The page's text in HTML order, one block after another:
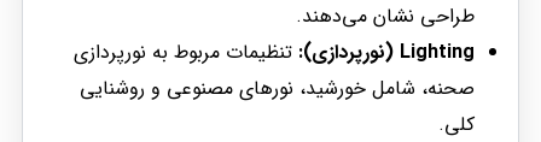
طراحی نشان می‌دهند.
Lighting (نورپردازی):
تنظیمات مربوط به نورپردازی
صحنه، شامل خورشید، نورهای مصنوعی و روشنایی
کلی.